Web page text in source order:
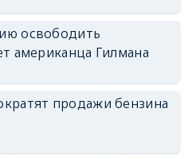
освободить
американца Гилмана
продажи бензина